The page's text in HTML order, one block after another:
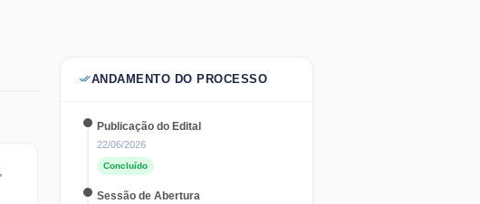
ANDAMENTO DO PROCESSO
Publicação do Edital
22/06/2026
Concluído
Sessão de Abertura